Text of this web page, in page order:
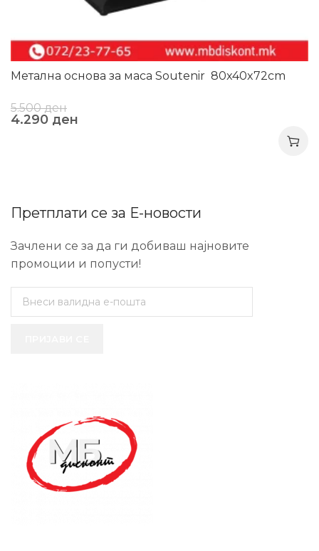
Метална основа за маса Soutenir 80x40x72cm
5.500ден
4.290 ден
Претплати се за Е-новости
Зачлени се за да ги добиваш најновите
промоции и попусти!